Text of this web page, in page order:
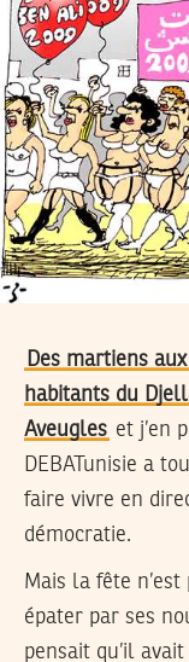
Des martiens
habitants du
Aveugles et j’en
DEBATunisie a
faire vivre en
démocratie.
Mais la fête
épater par ses
pensait qu’il